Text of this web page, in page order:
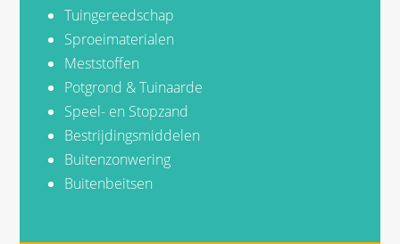
Tuingereedschap
Sproeimaterialen
Meststoffen
Potgrond & Tuinaarde
Speel- en Stopzand
Bestrijdingsmiddelen
Buitenzonwering
Buitenbeitsen